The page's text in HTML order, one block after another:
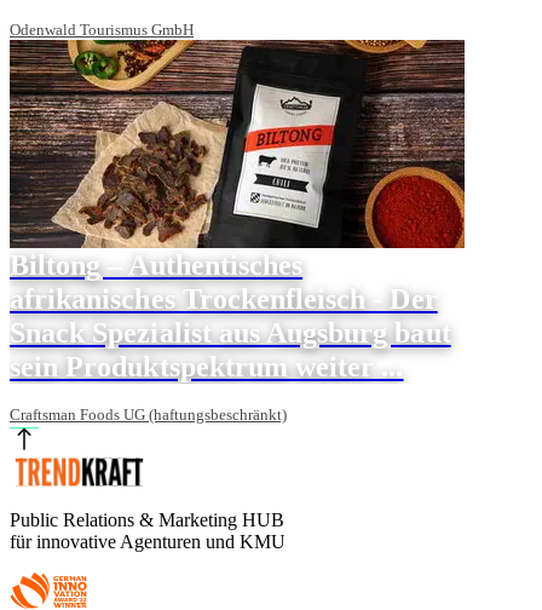
Odenwald Tourismus GmbH
Biltong – Authentisches
afrikanisches Trockenfleisch - Der
Snack Spezialist aus Augsburg baut
sein Produktspektrum weiter ...
Craftsman Foods UG (haftungsbeschränkt)
Public Relations & Marketing HUB
für innovative Agenturen und KMU